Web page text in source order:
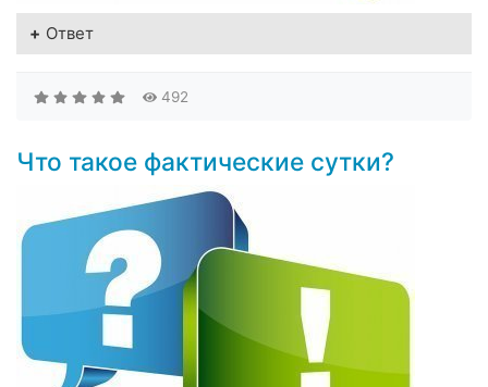
Ответ
492
Что такое фактические сутки?